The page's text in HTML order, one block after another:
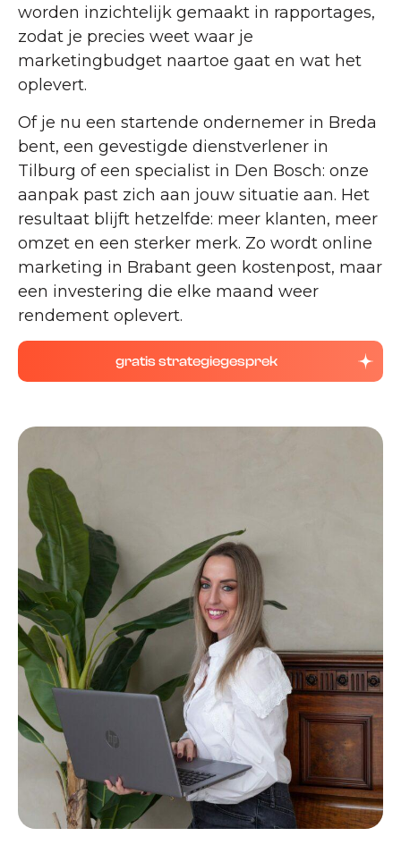
worden inzichtelijk gemaakt in rapportages,
zodat je precies weet waar je
marketingbudget naartoe gaat en wat het
oplevert.
Of je nu een startende ondernemer in Breda
bent, een gevestigde dienstverlener in
Tilburg of een specialist in Den Bosch: onze
aanpak past zich aan jouw situatie aan. Het
resultaat blijft hetzelfde: meer klanten, meer
omzet en een sterker merk. Zo wordt online
marketing in Brabant geen kostenpost, maar
een investering die elke maand weer
rendement oplevert.
gratis strategiegesprek